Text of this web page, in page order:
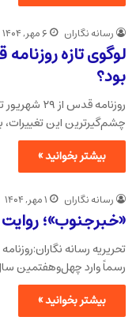
رسانه نگاران ۶ مهر, ۱۴۰۴
لوگوی تازه
بود؟
روزنامه
چشم‌گیرترین این تغییرات،
بیشتر بخوانید »
رسانه نگاران ۱ مهر, ۱۴۰۴
«خبرجنوب»؛
رسماً وارد چهل‌وهفتمین
بیشتر بخوانید »